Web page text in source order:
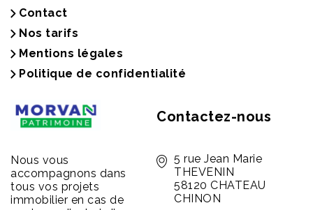
Contact
Nos tarifs
Mentions légales
Politique de confidentialité
Nous vous
accompagnons dans
tous vos projets
immobilier en cas de
Contactez-nous
5 rue Jean Marie
THEVENIN
58120 CHATEAU
CHINON